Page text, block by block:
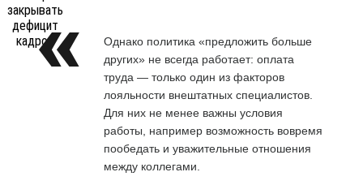
Однако политика «предложить больше
других» не всегда работает: оплата
труда — только один из факторов
лояльности внештатных специалистов.
Для них не менее важны условия
работы, например возможность вовремя
пообедать и уважительные отношения
между коллегами.